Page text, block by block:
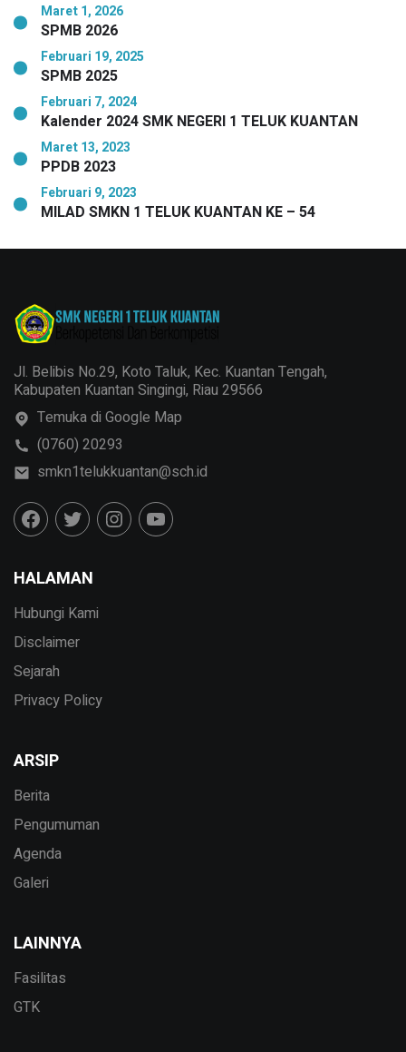
Maret 1, 2026
SPMB 2026
Februari 19, 2025
SPMB 2025
Februari 7, 2024
Kalender 2024 SMK NEGERI 1 TELUK KUANTAN
Maret 13, 2023
PPDB 2023
Februari 9, 2023
MILAD SMKN 1 TELUK KUANTAN KE – 54
Jl. Belibis No.29, Koto Taluk, Kec. Kuantan Tengah,
Kabupaten Kuantan Singingi, Riau 29566
Temuka di Google Map
(0760) 20293
smkn1telukkuantan@sch.id
HALAMAN
Hubungi Kami
Disclaimer
Sejarah
Privacy Policy
ARSIP
Berita
Pengumuman
Agenda
Galeri
LAINNYA
Fasilitas
GTK